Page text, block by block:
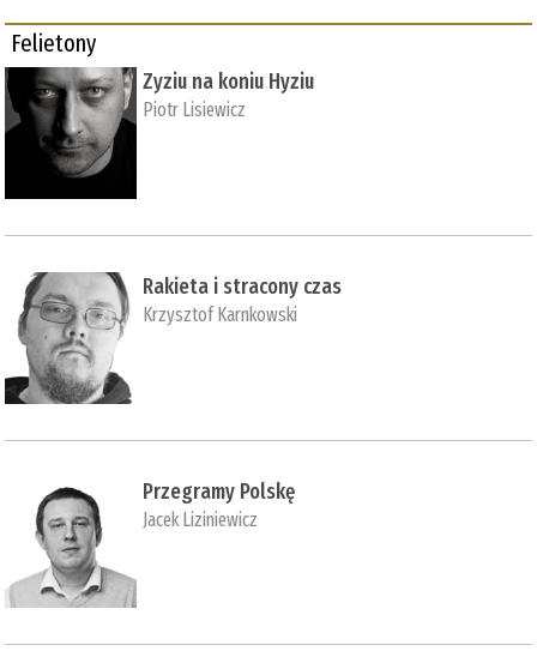
Felietony
Zyziu na koniu Hyziu
Piotr Lisiewicz
Rakieta i stracony czas
Krzysztof Karnkowski
Przegramy Polskę
Jacek Liziniewicz